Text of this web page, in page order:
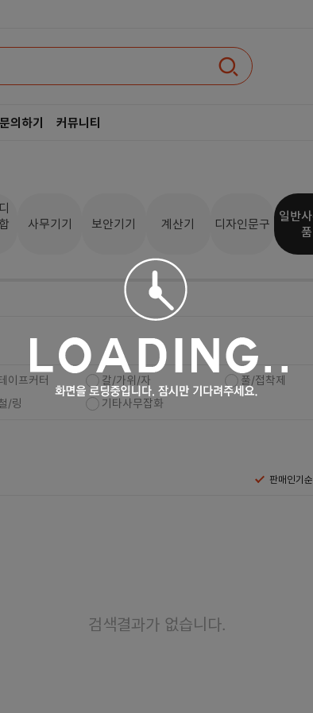
의하기 커뮤니티
사무기기 보안기기 계산기 디자인문구
일반
품
이프커터 칼/가위/자 풀/접착제
/링 기타사무잡화
판매인기순
검색결과가 없습니다.